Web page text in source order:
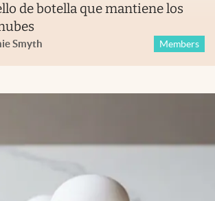
de botella que mantiene los
Smyth Members